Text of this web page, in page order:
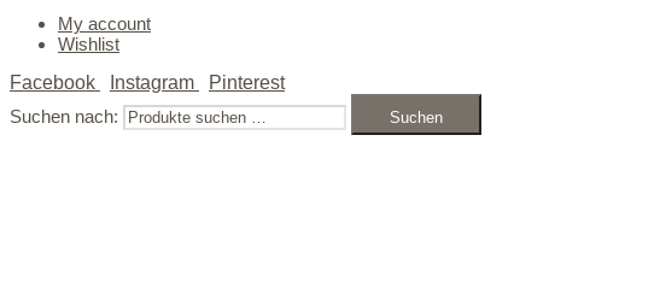
My account
Wishlist
Facebook
Instagram
Pinterest
Suchen nach:
Suchen